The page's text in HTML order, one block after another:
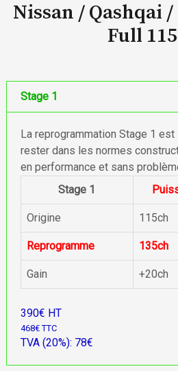
Nissan / Qashqai /
Full
Stage 1
La reprogrammation Stage 1
rester dans les normes
en performance et sans
Stage 1
Origine 115ch
Reprogramme 135ch
Gain +20ch
390€ HT
468€ TTC
TVA (20%): 78€